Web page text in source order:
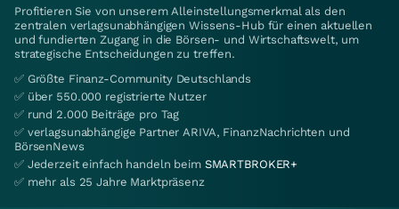
Profitieren Sie von unserem Alleinstellungsmerkmal als den
zentralen verlagsunabhängigen Wissens-Hub für einen aktuellen
und fundierten Zugang in die Börsen- und Wirtschaftswelt, um
strategische Entscheidungen zu treffen.
✅ Größte Finanz-Community Deutschlands
✅ über 550.000 registrierte Nutzer
✅ rund 2.000 Beiträge pro Tag
✅ verlagsunabhängige Partner ARIVA, FinanzNachrichten und
BörsenNews
✅ Jederzeit einfach handeln beim SMARTBROKER+
✅ mehr als 25 Jahre Marktpräsenz